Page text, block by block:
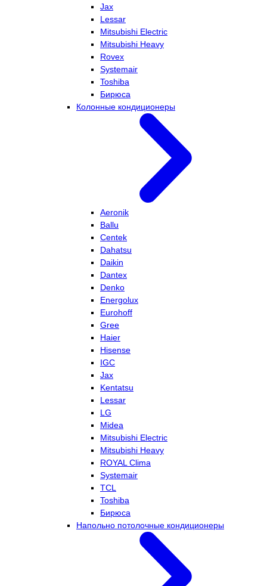
Jax
Lessar
Mitsubishi Electric
Mitsubishi Heavy
Rovex
Systemair
Toshiba
Бирюса
Колонные кондиционеры
Aeronik
Ballu
Centek
Dahatsu
Daikin
Dantex
Denko
Energolux
Eurohoff
Gree
Haier
Hisense
IGC
Jax
Kentatsu
Lessar
LG
Midea
Mitsubishi Electric
Mitsubishi Heavy
ROYAL Clima
Systemair
TCL
Toshiba
Бирюса
Напольно потолочные кондиционеры